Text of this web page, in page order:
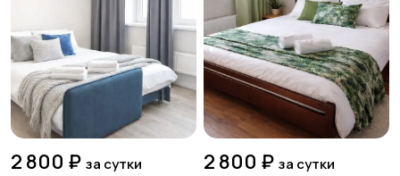
2 800 ₽ за сутки 2 800 ₽ за сутки